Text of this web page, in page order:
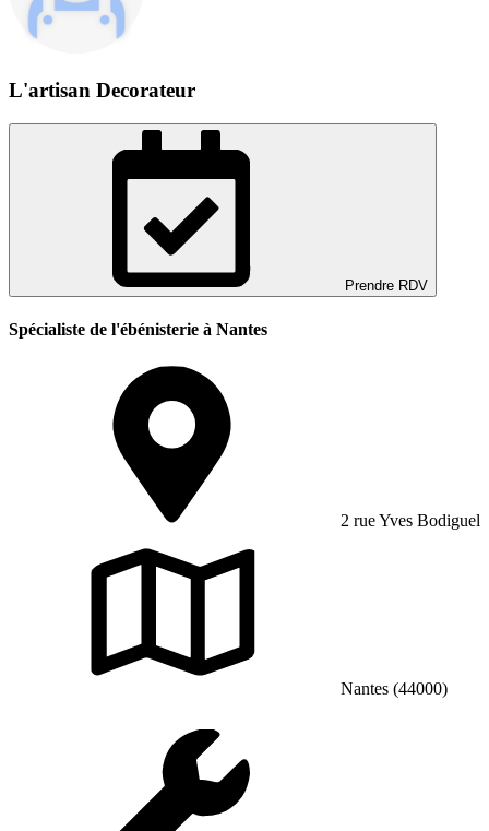
L'artisan Decorateur
Prendre RDV
Spécialiste de l'ébénisterie à Nantes
2 rue Yves Bodiguel
Nantes (44000)